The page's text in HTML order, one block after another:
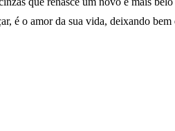
é o amor da sua vida, deixando